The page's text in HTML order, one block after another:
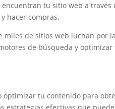
tu sitio web a través
hacer compras.
miles de sitios web luchan por la
de búsqueda y optimizar
optimizar tu contenido para